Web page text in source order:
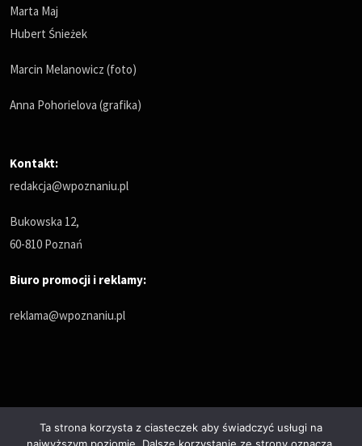
Marta Maj
Hubert Śnieżek
Marcin Melanowicz (foto)
Anna Pohorielova (grafika)
Kontakt:
redakcja@wpoznaniu.pl
Bukowska 12,
60-810 Poznań
Biuro promocji i reklamy:
reklama@wpoznaniu.pl
Ta strona korzysta z ciasteczek aby świadczyć usługi na